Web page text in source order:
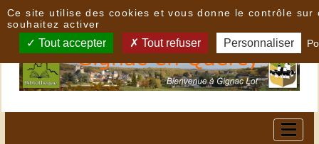
Ce site utilise des cookies et vous donne le contrôle sur
souhaitez activer
Tout accepter Tout refuser Personnaliser